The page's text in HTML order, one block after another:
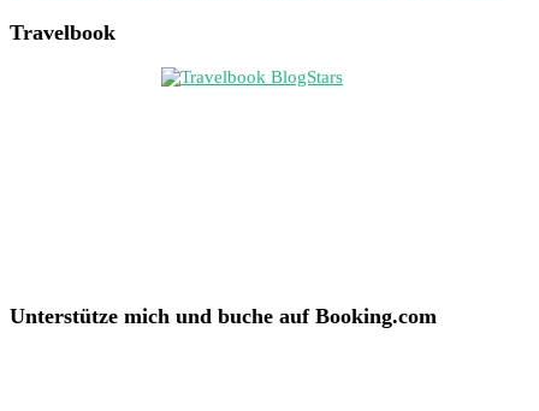
Travelbook
Unterstütze mich und buche auf Booking.com